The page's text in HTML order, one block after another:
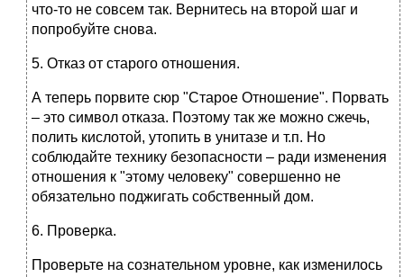
что-то не совсем так. Вернитесь на второй шаг и
попробуйте снова.
5. Отказ от старого отношения.
А теперь порвите сюр "Старое Отношение". Порвать
– это символ отказа. Поэтому так же можно сжечь,
полить кислотой, утопить в унитазе и т.п. Но
соблюдайте технику безопасности – ради изменения
отношения к "этому человеку" совершенно не
обязательно поджигать собственный дом.
6. Проверка.
Проверьте на сознательном уровне, как изменилось